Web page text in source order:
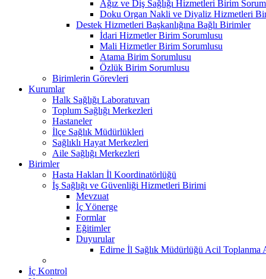
Ağız ve Diş Sağlığı Hizmetleri Birim
Doku Organ Nakli ve Diyaliz Hizmetleri
Destek Hizmetleri Başkanlığına Bağlı Birimler
İdari Hizmetler Birim Sorumlusu
Mali Hizmetler Birim Sorumlusu
Atama Birim Sorumlusu
Özlük Birim Sorumlusu
Birimlerin Görevleri
Kurumlar
Halk Sağlığı Laboratuvarı
Toplum Sağlığı Merkezleri
Hastaneler
İlçe Sağlık Müdürlükleri
Sağlıklı Hayat Merkezleri
Aile Sağlığı Merkezleri
Birimler
Hasta Hakları İl Koordinatörlüğü
İş Sağlığı ve Güvenliği Hizmetleri Birimi
Mevzuat
İç Yönerge
Formlar
Eğitimler
Duyurular
Edirne İl Sağlık Müdürlüğü Acil Toplanma
İç Kontrol